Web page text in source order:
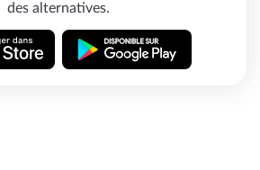
des alternatives.